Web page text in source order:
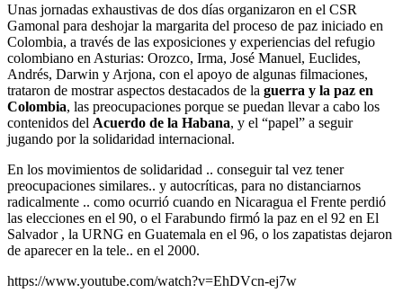
Unas jornadas exhaustivas de dos días organizaron en el CSR
Gamonal para deshojar la margarita del proceso de paz iniciado en
Colombia, a través de las exposiciones y experiencias del refugio
colombiano en Asturias: Orozco, Irma, José Manuel, Euclides,
Andrés, Darwin y Arjona, con el apoyo de algunas filmaciones,
trataron de mostrar aspectos destacados de la guerra y la paz en
Colombia, las preocupaciones porque se puedan llevar a cabo los
contenidos del Acuerdo de la Habana, y el “papel” a seguir
jugando por la solidaridad internacional.
En los movimientos de solidaridad .. conseguir tal vez tener
preocupaciones similares.. y autocríticas, para no distanciarnos
radicalmente .. como ocurrió cuando en Nicaragua el Frente perdió
las elecciones en el 90, o el Farabundo firmó la paz en el 92 en El
Salvador , la URNG en Guatemala en el 96, o los zapatistas dejaron
de aparecer en la tele.. en el 2000.
https://www.youtube.com/watch?v=EhDVcn-ej7w